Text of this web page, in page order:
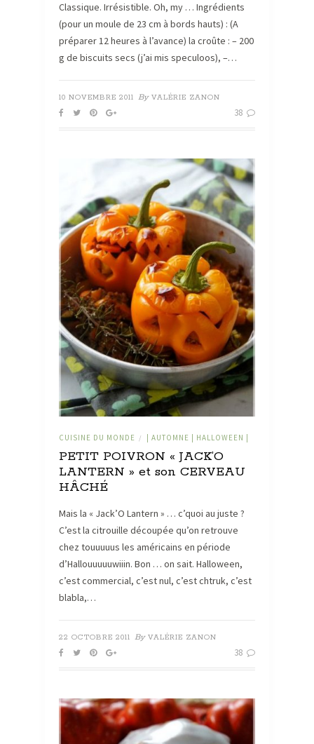
Classique. Irrésistible. Oh, my … Ingrédients
(pour un moule de 23 cm à bords hauts) : (A
préparer 12 heures à l’avance) la croûte : – 200
g de biscuits secs (j’ai mis speculoos), –…
10 NOVEMBRE 2011 By VALÉRIE ZANON
38
CUISINE DU MONDE / | AUTOMNE | HALLOWEEN |
PETIT POIVRON « JACK’O
LANTERN » et son CERVEAU
HÂCHÉ
Mais la « Jack’O Lantern » … c’quoi au juste ?
C’est la citrouille découpée qu’on retrouve
chez touuuuus les américains en période
d’Hallouuuuuwiiin. Bon … on sait. Halloween,
c’est commercial, c’est nul, c’est chtruk, c’est
blabla,…
22 OCTOBRE 2011 By VALÉRIE ZANON
38